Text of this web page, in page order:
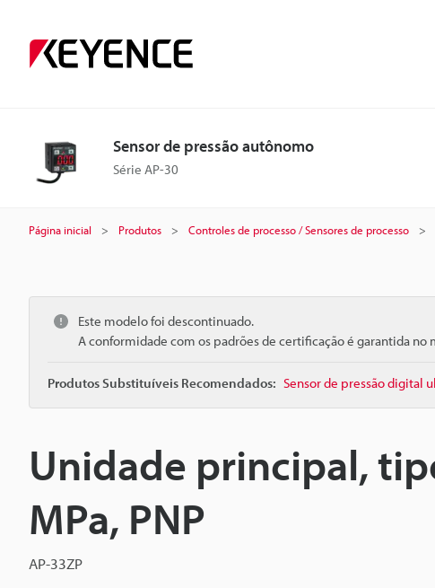
Sensor de pressão autônomo
Série AP-30
Página inicial Produtos Controles de processo / Sensores de processo
Este modelo foi descontinuado.
A conformidade com os padrões de certificação é garantida
Produtos Substituíveis Recomendados: Sensor de pressão digital
Unidade principal,
MPa, PNP
AP-33ZP